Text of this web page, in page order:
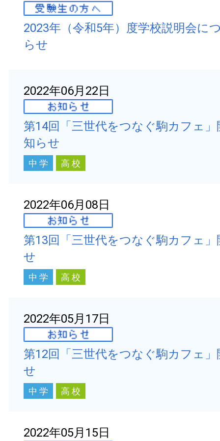
2023年（令和5年）度学校説明会に
らせ
2022年06月22日
第14回「三世代をつなぐ駒カフェ
知らせ
中 学 高 校
2022年06月08日
第13回「三世代をつなぐ駒カフェ
せ
中 学 高 校
2022年05月17日
第12回「三世代をつなぐ駒カフェ
せ
中 学 高 校
2022年05月15日